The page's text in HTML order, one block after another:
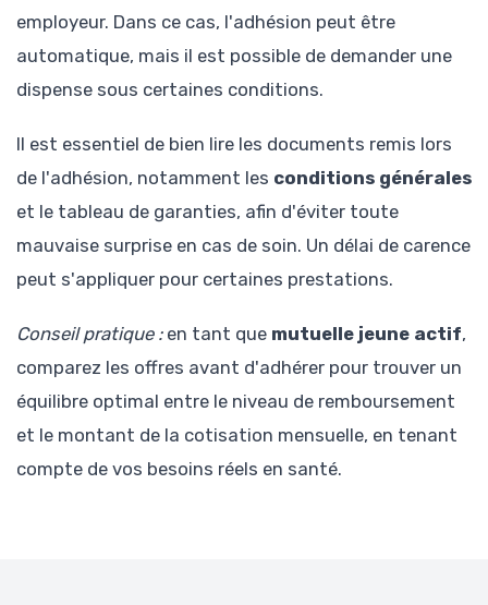
employeur. Dans ce cas, l'adhésion peut être
automatique, mais il est possible de demander une
dispense sous certaines conditions.
Il est essentiel de bien lire les documents remis lors
de l'adhésion, notamment les conditions générales
et le tableau de garanties, afin d'éviter toute
mauvaise surprise en cas de soin. Un délai de carence
peut s'appliquer pour certaines prestations.
Conseil pratique :en tant que mutuelle jeune actif,
comparez les offres avant d'adhérer pour trouver un
équilibre optimal entre le niveau de remboursement
et le montant de la cotisation mensuelle, en tenant
compte de vos besoins réels en santé.